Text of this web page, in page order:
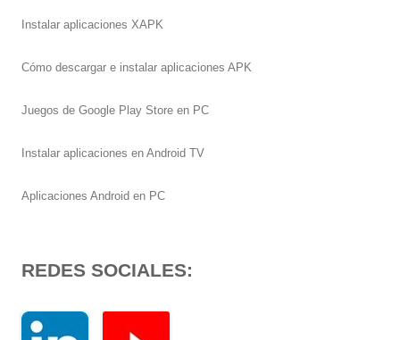
Instalar aplicaciones XAPK
Cómo descargar e instalar aplicaciones APK
Juegos de Google Play Store en PC
Instalar aplicaciones en Android TV
Aplicaciones Android en PC
REDES SOCIALES: